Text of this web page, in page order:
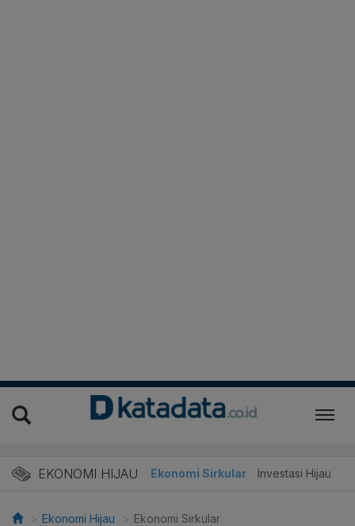
EKONOMI HIJAU
Energi Baru Ekonomi Sirkular Investasi Hijau
Ekonomi Hijau Ekonomi Sirkular